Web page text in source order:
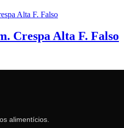
Crespa Alta F. Falso
alimentícios.